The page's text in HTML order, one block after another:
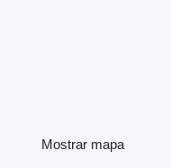
Mostrar mapa